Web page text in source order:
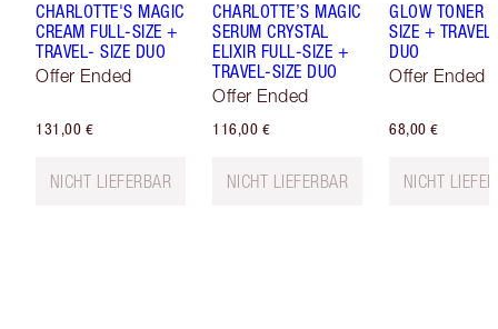
CHARLOTTE'S MAGIC
CREAM FULL-SIZE +
TRAVEL- SIZE DUO
Offer Ended
131,00 €
NICHT LIEFERBAR
CHARLOTTE’S MAGIC
SERUM CRYSTAL
ELIXIR FULL-SIZE +
TRAVEL-SIZE DUO
Offer Ended
116,00 €
NICHT LIEFERBAR
GLOW TONER
SIZE +
DUO
Offer Ended
68,00 €
NICHT